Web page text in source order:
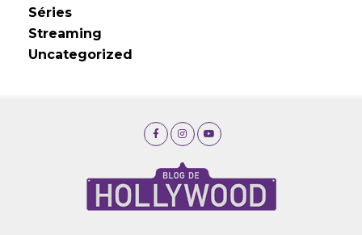
Séries
Streaming
Uncategorized